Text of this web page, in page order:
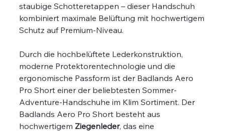
staubige Schotteretappen – dieser Handschuh
kombiniert maximale Belüftung mit hochwertigem
Schutz auf Premium-Niveau.
Durch die hochbelüftete Lederkonstruktion,
moderne Protektorentechnologie und die
ergonomische Passform ist der Badlands Aero
Pro Short einer der beliebtesten Sommer-
Adventure-Handschuhe im Klim Sortiment. Der
Badlands Aero Pro Short besteht aus
hochwertigem Ziegenleder, das eine